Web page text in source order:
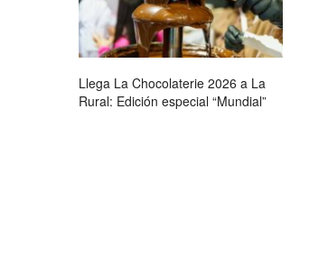
Llega La Chocolaterie 2026 a La
Rural: Edición especial “Mundial”